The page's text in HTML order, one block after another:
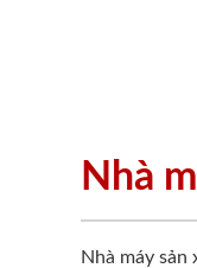
Nhà
Nhà máy